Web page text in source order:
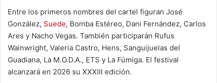
Entre los primeros nombres del cartel figuran José
González, Suede, Bomba Estéreo, Dani Fernández, Carlos
Ares y Nacho Vegas. También participarán Rufus
Wainwright, Valeria Castro, Hens, Sanguijuelas del
Guadiana, La M.O.D.A., ETS y La Fúmiga. El festival
alcanzará en 2026 su XXXIII edición.